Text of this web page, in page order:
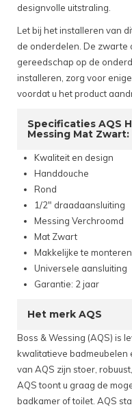
designvolle uitstraling.
Let bij het installeren van
de onderdelen. De zwarte
gereedschap op de
installeren, zorg voor
voordat u het product
Specificaties AQS
Messing Mat Zwart:
Kwaliteit en design
Handdouche
Rond
1/2" draadaansluiting
Messing Verchroomd
Mat Zwart
Makkelijke te monteren
Universele aansluiting
Garantie: 2 jaar
Het merk AQS
Boss & Wessing (AQS) is
kwalitatieve badmeubelen
van AQS zijn stoer,
AQS toont u graag de
badkamer of toilet. AQS